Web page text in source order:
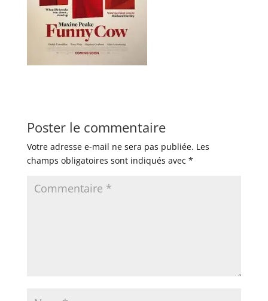
Poster le commentaire
Votre adresse e-mail ne sera pas publiée. Les
champs obligatoires sont indiqués avec *